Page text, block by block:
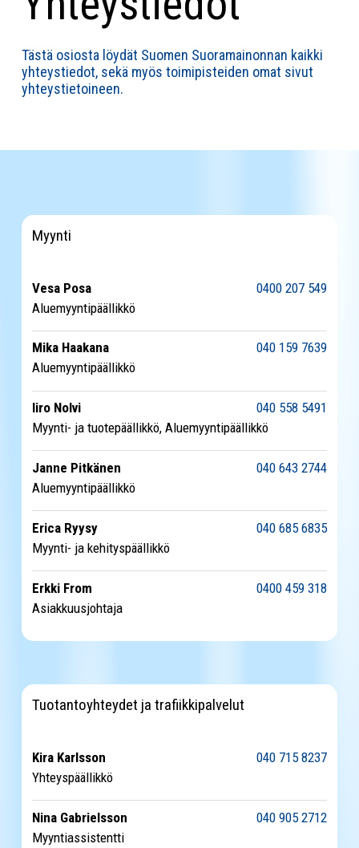
Tästä osiosta löydät Suomen Suoramainonnan kaikki
yhteystiedot, sekä myös toimipisteiden omat sivut
yhteystietoineen.
Myynti
Vesa Posa
Aluemyyntipäällikkö
0400 207 549
Mika Haakana
Aluemyyntipäällikkö
040 159 7639
Iiro Nolvi
Myynti- ja tuotepäällikkö, Aluemyyntipäällikkö
040 558 5491
Janne Pitkänen
Aluemyyntipäällikkö
040 643 2744
Erica Ryysy
Myynti- ja kehityspäällikkö
040 685 6835
Erkki From
Asiakkuusjohtaja
0400 459 318
Tuotantoyhteydet ja trafiikkipalvelut
Kira Karlsson
Yhteyspäällikkö
040 715 8237
Nina Gabrielsson
Myyntiassistentti
040 905 2712